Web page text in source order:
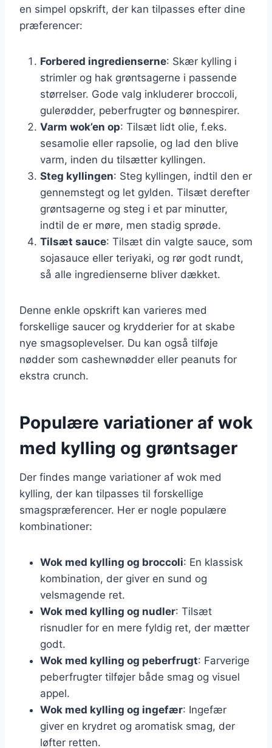
en simpel opskrift, der kan tilpasses efter dine
præferencer:
Forbered ingredienserne: Skær kylling i
strimler og hak grøntsagerne i passende
størrelser. Gode valg inkluderer broccoli,
gulerødder, peberfrugter og bønnespirer.
Varm wok’en op: Tilsæt lidt olie, f.eks.
sesamolie eller rapsolie, og lad den blive
varm, inden du tilsætter kyllingen.
Steg kyllingen: Steg kyllingen, indtil den er
gennemstegt og let gylden. Tilsæt derefter
grøntsagerne og steg i et par minutter,
indtil de er møre, men stadig sprøde.
Tilsæt sauce: Tilsæt din valgte sauce, som
sojasauce eller teriyaki, og rør godt rundt,
så alle ingredienserne bliver dækket.
Denne enkle opskrift kan varieres med
forskellige saucer og krydderier for at skabe
nye smagsoplevelser. Du kan også tilføje
nødder som cashewnødder eller peanuts for
ekstra crunch.
Populære variationer af wok
med kylling og grøntsager
Der findes mange variationer af wok med
kylling, der kan tilpasses til forskellige
smagspræferencer. Her er nogle populære
kombinationer:
Wok med kylling og broccoli: En klassisk
kombination, der giver en sund og
velsmagende ret.
Wok med kylling og nudler: Tilsæt
risnudler for en mere fyldig ret, der mætter
godt.
Wok med kylling og peberfrugt: Farverige
peberfrugter tilføjer både smag og visuel
appel.
Wok med kylling og ingefær: Ingefær
giver en krydret og aromatisk smag, der
løfter retten.